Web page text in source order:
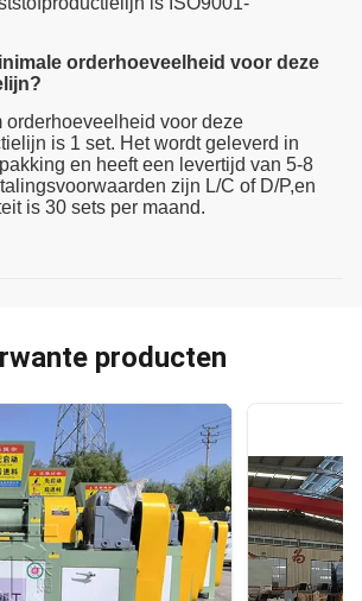
orderhoeveelheid voor deze
orderhoeveelheid voor deze
is 1 set. Het wordt geleverd in
en heeft een levertijd van 5-8
zijn L/C of D/P,en
is 30 sets per maand.
producten